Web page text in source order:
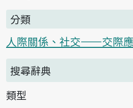
分類
人際關係、社交——交際
搜尋辭典
類型